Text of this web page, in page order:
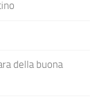
della buona